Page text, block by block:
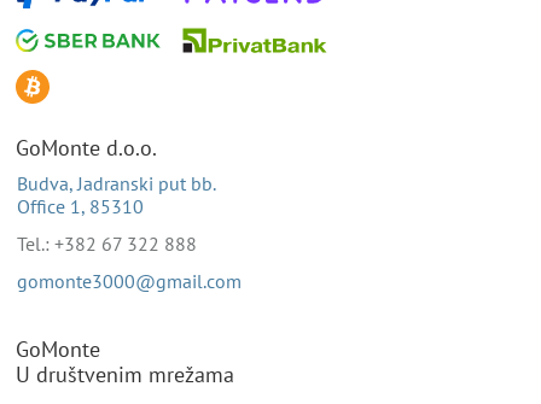
GoMonte d.o.o.
Budva, Jadranski put bb.
Office 1, 85310
Tel.: +382 67 322 888
gomonte3000@gmail.com
GoMonte
U društvenim mrežama